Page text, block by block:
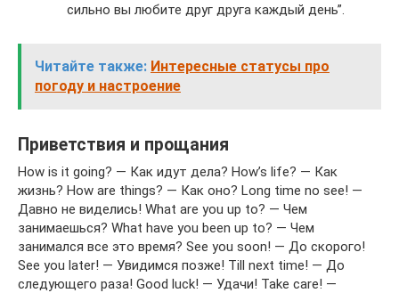
сильно вы любите друг друга каждый день”.
Читайте также: Интересные статусы про
погоду и настроение
Приветствия и прощания
How is it going? — Как идут дела? How’s life? — Как
жизнь? How are things? — Как оно? Long time no see! —
Давно не виделись! What are you up to? — Чем
занимаешься? What have you been up to? — Чем
занимался все это время? See you soon! — До скорого!
See you later! — Увидимся позже! Till next time! — До
следующего раза! Good luck! — Удачи! Take care! —